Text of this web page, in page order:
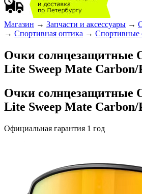
Магазин → Запчасти и аксессуары →
→ Спортивная оптика → Спортивные
Очки солнцезащитные
Lite Sweep Mate
Очки солнцезащитные
Lite Sweep Mate
Официальная гарантия 1 год